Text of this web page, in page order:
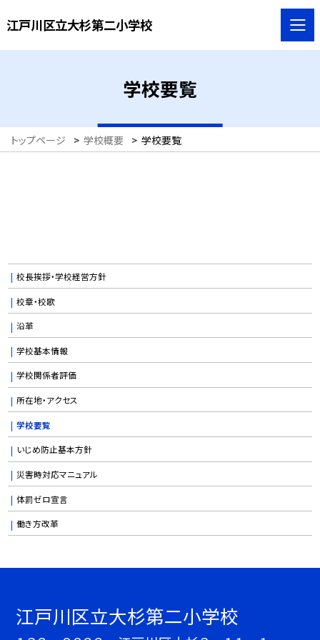
江戸川区立大杉第二小学校
学校要覧
トップページ > 学校概要 > 学校要覧
校長挨拶・学校経営方針
校章・校歌
沿革
学校基本情報
学校関係者評価
所在地・アクセス
学校要覧
いじめ防止基本方針
災害時対応マニュアル
体罰ゼロ宣言
働き方改革
江戸川区立大杉第二小学校